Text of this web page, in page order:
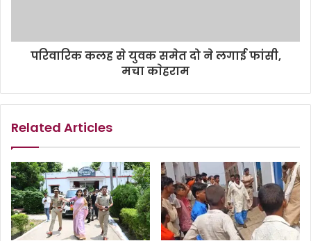
परिवारिक कलह से युवक समेत दो ने लगाई फांसी,
मचा काेहराम
Related Articles